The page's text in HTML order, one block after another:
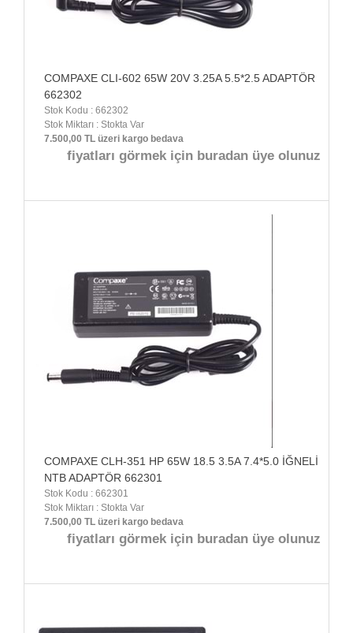
COMPAXE CLI-602 65W 20V 3.25A 5.5*2.5 ADAPTÖR
662302
Stok Kodu : 662302
Stok Miktarı : Stokta Var
7.500,00 TL üzeri kargo bedava
fiyatları görmek için buradan üye olunuz
COMPAXE CLH-351 HP 65W 18.5 3.5A 7.4*5.0 İĞNELİ
NTB ADAPTÖR 662301
Stok Kodu : 662301
Stok Miktarı : Stokta Var
7.500,00 TL üzeri kargo bedava
fiyatları görmek için buradan üye olunuz